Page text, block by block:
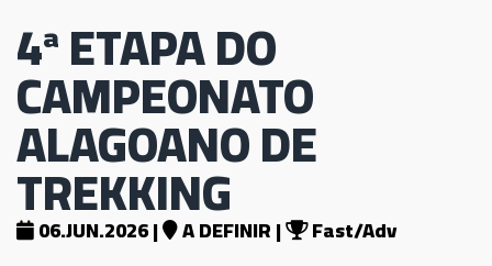
4ª ETAPA DO
CAMPEONATO
ALAGOANO DE
TREKKING
06.JUN.2026 | A DEFINIR | Fast/Adv